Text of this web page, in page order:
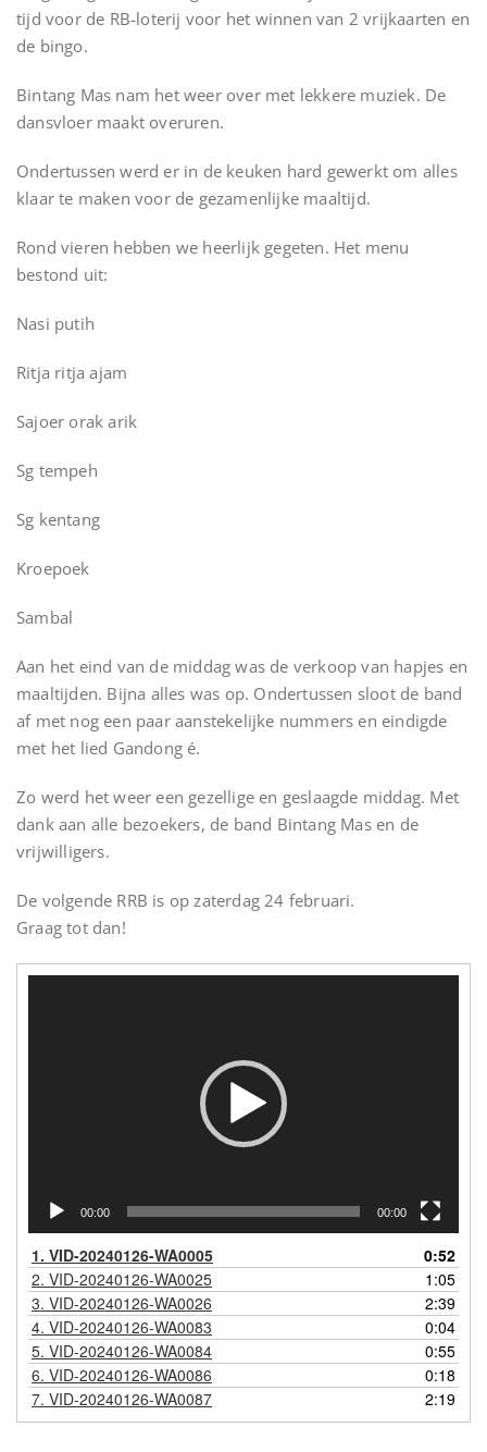
tijd voor de RB-loterij voor het winnen van 2 vrijkaarten en
de bingo.
Bintang Mas nam het weer over met lekkere muziek. De
dansvloer maakt overuren.
Ondertussen werd er in de keuken hard gewerkt om alles
klaar te maken voor de gezamenlijke maaltijd.
Rond vieren hebben we heerlijk gegeten. Het menu
bestond uit:
Nasi putih
Ritja ritja ajam
Sajoer orak arik
Sg tempeh
Sg kentang
Kroepoek
Sambal
Aan het eind van de middag was de verkoop van hapjes en
maaltijden. Bijna alles was op. Ondertussen sloot de band
af met nog een paar aanstekelijke nummers en eindigde
met het lied Gandong é.
Zo werd het weer een gezellige en geslaagde middag. Met
dank aan alle bezoekers, de band Bintang Mas en de
vrijwilligers.
De volgende RRB is op zaterdag 24 februari.
Graag tot dan!
00:00 00:00
1. VID-20240126-WA0005
0:52
2. VID-20240126-WA0025
1:05
3. VID-20240126-WA0026
2:39
4. VID-20240126-WA0083
0:04
5. VID-20240126-WA0084
0:55
6. VID-20240126-WA0086
0:18
7. VID-20240126-WA0087 2:19